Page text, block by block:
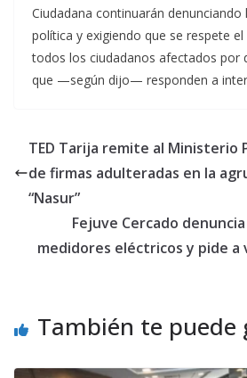
Ciudadana continuarán denunciando
política y exigiendo que se respete
todos los ciudadanos afectados por
que —según dijo— responden a
TED Tarija remite al Ministerio
de firmas adulteradas en la
“Nasur”
Fejuve Cercado
medidores eléctricos y pide
También te puede